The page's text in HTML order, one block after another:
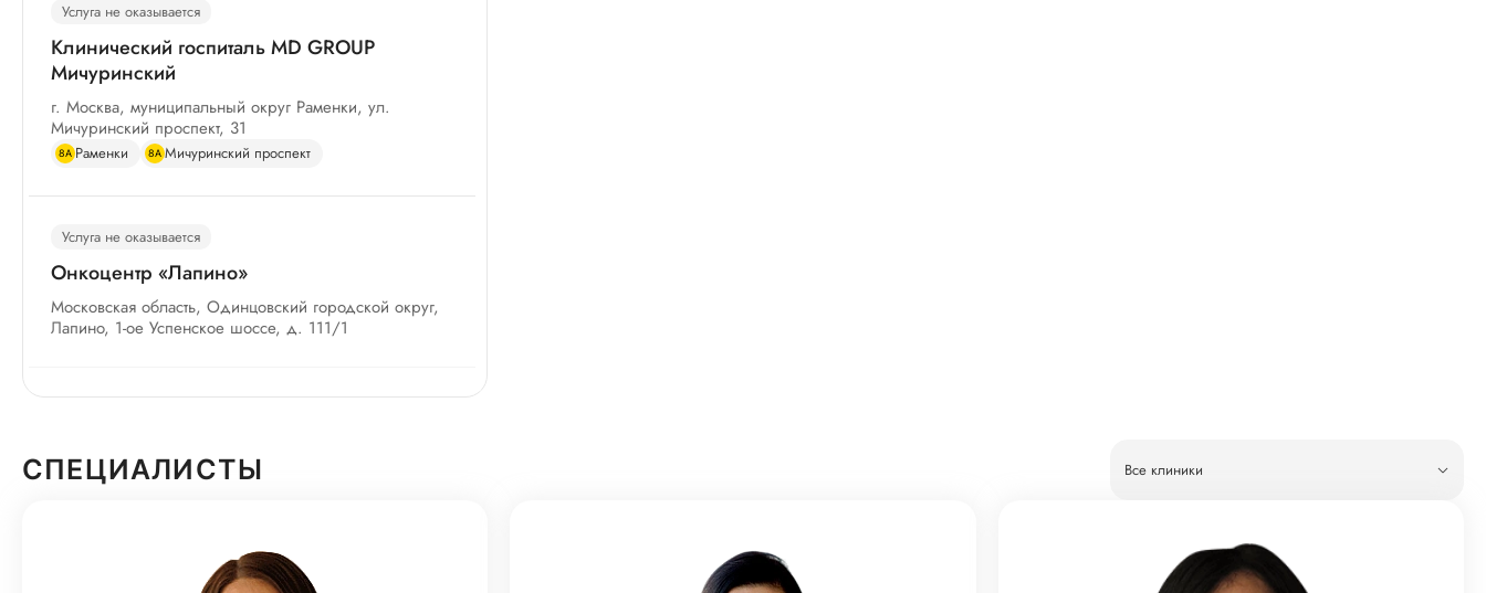
Услуга не оказывается
Клинический госпиталь MD GROUP
Мичуринский
г. Москва, муниципальный округ Раменки, ул.
Мичуринский проспект, 31
8А Раменки 8А Мичуринский проспект
Услуга не оказывается
Онкоцентр «Лапино»
Московская область, Одинцовский городской округ,
Лапино, 1-ое Успенское шоссе, д. 111/1
Московская область, Одинцовский городской округ,
СПЕЦИАЛИСТЫ Все клиники